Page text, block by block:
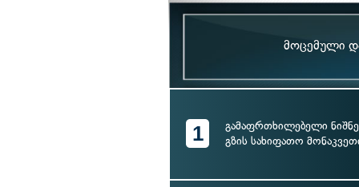
მოცემული
1
გამაფრთხილებელი
გზის სახიფათო